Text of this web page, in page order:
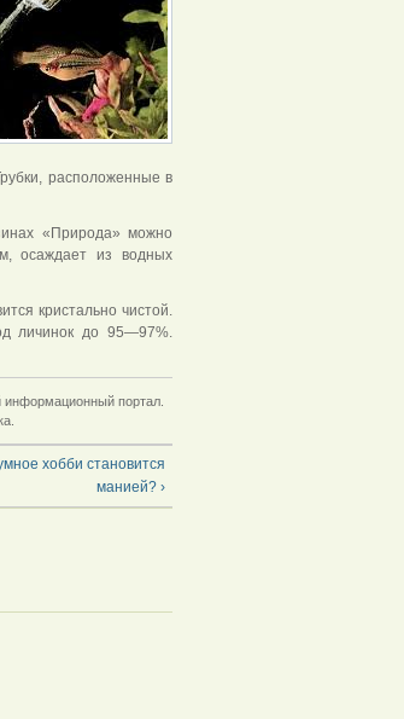
расположенные в
«Природа» можно
осаждает из водных
кристально чистой.
личинок до 95—97%.
информационный портал.
хобби становится
манией? ›